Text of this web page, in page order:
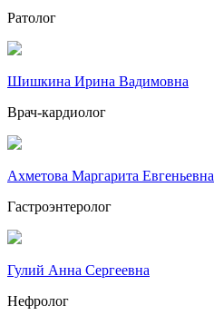
Ратолог
Шишкина Ирина Вадимовна
Врач-кардиолог
Ахметова Маргарита Евгеньевна
Гастроэнтеролог
Гулий Анна Сергеевна
Нефролог